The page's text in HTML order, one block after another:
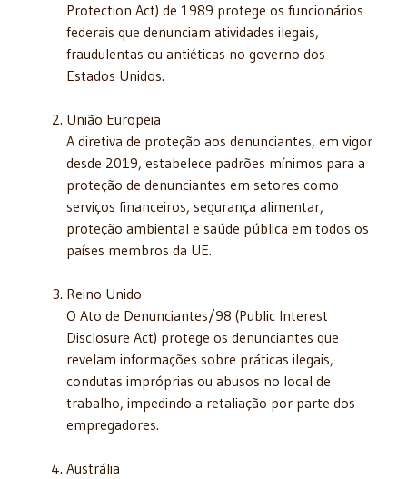
Protection Act) de 1989 protege os funcionários
federais que denunciam atividades ilegais,
fraudulentas ou antiéticas no governo dos
Estados Unidos.
União Europeia
A diretiva de proteção aos denunciantes, em vigor
desde 2019, estabelece padrões mínimos para a
proteção de denunciantes em setores como
serviços financeiros, segurança alimentar,
proteção ambiental e saúde pública em todos os
países membros da UE.
Reino Unido
O Ato de Denunciantes/98 (Public Interest
Disclosure Act) protege os denunciantes que
revelam informações sobre práticas ilegais,
condutas impróprias ou abusos no local de
trabalho, impedindo a retaliação por parte dos
empregadores.
Austrália